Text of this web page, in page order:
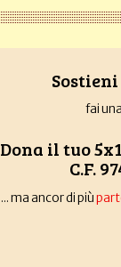
fai una
Dona il tuo
C.F.
... ma ancor di più